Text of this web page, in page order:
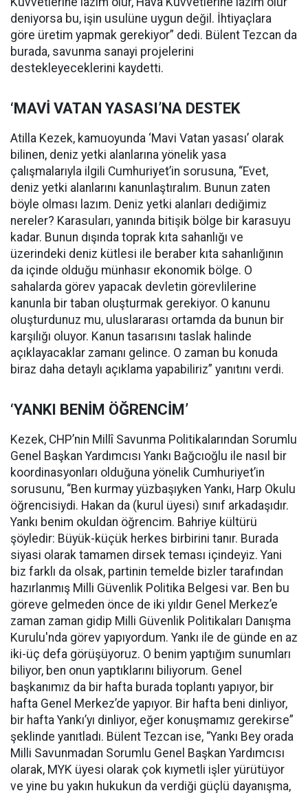
deniyorsa bu, işin usulüne uygun değil. İhtiyaçlara
göre üretim yapmak gerekiyor” dedi. Bülent Tezcan da
burada, savunma sanayi projelerini
destekleyeceklerini kaydetti.
‘MAVİ VATAN YASASI’NA DESTEK
Atilla Kezek, kamuoyunda ‘Mavi Vatan yasası’ olarak
bilinen, deniz yetki alanlarına yönelik yasa
çalışmalarıyla ilgili Cumhuriyet’in sorusuna, “Evet,
deniz yetki alanlarını kanunlaştıralım. Bunun zaten
böyle olması lazım. Deniz yetki alanları dediğimiz
nereler? Karasuları, yanında bitişik bölge bir karasuyu
kadar. Bunun dışında toprak kıta sahanlığı ve
üzerindeki deniz kütlesi ile beraber kıta sahanlığının
da içinde olduğu münhasır ekonomik bölge. O
sahalarda görev yapacak devletin görevlilerine
kanunla bir taban oluşturmak gerekiyor. O kanunu
oluşturdunuz mu, uluslararası ortamda da bunun bir
karşılığı oluyor. Kanun tasarısını taslak halinde
açıklayacaklar zamanı gelince. O zaman bu konuda
biraz daha detaylı açıklama yapabiliriz” yanıtını verdi.
‘YANKI BENİM ÖĞRENCİM’
Kezek, CHP’nin Millî Savunma Politikalarından Sorumlu
Genel Başkan Yardımcısı Yankı Bağcıoğlu ile nasıl bir
koordinasyonları olduğuna yönelik Cumhuriyet’in
sorusunu, “Ben kurmay yüzbaşıyken Yankı, Harp Okulu
öğrencisiydi. Hakan da (kurul üyesi) sınıf arkadaşıdır.
Yankı benim okuldan öğrencim. Bahriye kültürü
şöyledir: Büyük-küçük herkes birbirini tanır. Burada
siyasi olarak tamamen dirsek teması içindeyiz. Yani
biz farklı da olsak, partinin temelde bizler tarafından
hazırlanmış Milli Güvenlik Politika Belgesi var. Ben bu
göreve gelmeden önce de iki yıldır Genel Merkez’e
zaman zaman gidip Milli Güvenlik Politikaları Danışma
Kurulu'nda görev yapıyordum. Yankı ile de günde en az
iki-üç defa görüşüyoruz. O benim yaptığım sunumları
biliyor, ben onun yaptıklarını biliyorum. Genel
başkanımız da bir hafta burada toplantı yapıyor, bir
hafta Genel Merkez’de yapıyor. Bir hafta beni dinliyor,
bir hafta Yankı’yı dinliyor, eğer konuşmamız gerekirse”
şeklinde yanıtladı. Bülent Tezcan ise, “Yankı Bey orada
Milli Savunmadan Sorumlu Genel Başkan Yardımcısı
olarak, MYK üyesi olarak çok kıymetli işler yürütüyor
ve yine bu yakın hukukun da verdiği güçlü dayanışma,